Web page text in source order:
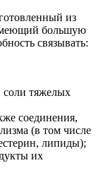
из
большую
связывать:
соли тяжелых
соединения,
(в том числе
липиды);
их